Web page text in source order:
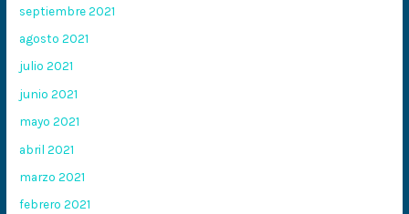
septiembre 2021
agosto 2021
julio 2021
junio 2021
mayo 2021
abril 2021
marzo 2021
febrero 2021